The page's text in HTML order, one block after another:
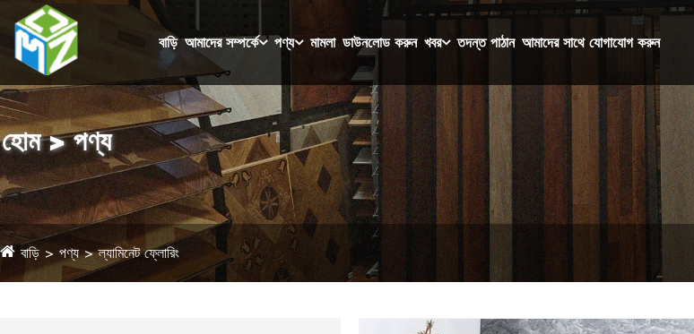
বাড়ি আমাদের সম্পর্কে পণ্য মামলা ডাউনলোড করুন খবর তদন্ত পাঠান আমাদের সাথে যোগাযোগ করুন
হোম > পণ্য
বাড়ি পণ্য ল্যামিনেট ফ্লোরিং